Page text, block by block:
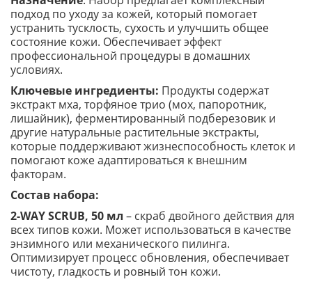
подход по уходу за кожей, который помогает
устранить тусклость, сухость и улучшить общее
состояние кожи. Обеспечивает эффект
профессиональной процедуры в домашних
условиях.
Ключевые ингредиенты: Продукты содержат
экстракт мха, торфяное трио (мох, папоротник,
лишайник), ферментированный подберезовик и
другие натуральные растительные экстракты,
которые поддерживают жизнеспособность клеток и
помогают коже адаптироваться к внешним
факторам.
Состав набора:
2-WAY SCRUB, 50 мл – скраб двойного действия для
всех типов кожи. Может использоваться в качестве
энзимного или механического пилинга.
Оптимизирует процесс обновления, обеспечивает
чистоту, гладкость и ровный тон кожи.